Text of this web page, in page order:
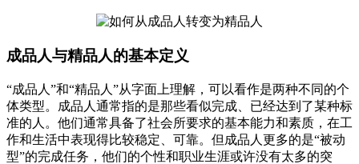
成品人与精品人的基本定义
“成品人”和“精品人”从字面上理解，可以看作是两种不同的个
体类型。成品人通常指的是那些看似完成、已经达到了某种标
准的人。他们通常具备了社会所要求的基本能力和素质，在工
作和生活中表现得比较稳定、可靠。但成品人更多的是“被动
型”的完成任务，他们的个性和职业生涯或许没有太多的突